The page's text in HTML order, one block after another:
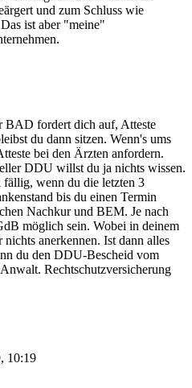
und zum Schluss wie
ist aber "meine"
BAD fordert dich auf, Atteste
du dann sitzen. Wenn's ums
bei den Ärzten anfordern.
DDU willst du ja nichts wissen.
wenn du die letzten 3
bis du einen Termin
Nachkur und BEM. Je nach
möglich sein. Wobei in deinem
anerkennen. Ist dann alles
du den DDU-Bescheid vom
Rechtschutzversicherung
10:19